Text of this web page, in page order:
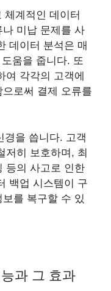
체계적인 데이터
미납 문제를 사
데이터 분석은 매
움을 줍니다. 또
여 각각의 고객에
로써 결제 오류를
경을 씁니다. 고객
저히 보호하며, 최
등의 사고로 인한
백업 시스템이 구
를 복구할 수 있
과 그 효과